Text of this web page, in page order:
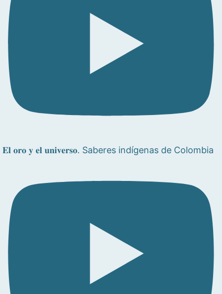
𝐄𝐥 𝐨𝐫𝐨 𝐲 𝐞𝐥 𝐮𝐧𝐢𝐯𝐞𝐫𝐬𝐨. Saberes indígenas de Colombia